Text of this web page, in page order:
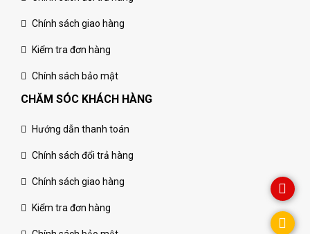
Chính sách giao hàng
Kiểm tra đơn hàng
Chính sách bảo mật
CHĂM SÓC KHÁCH HÀNG
Hướng dẫn thanh toán
Chính sách đổi trả hàng
Chính sách giao hàng
Kiểm tra đơn hàng